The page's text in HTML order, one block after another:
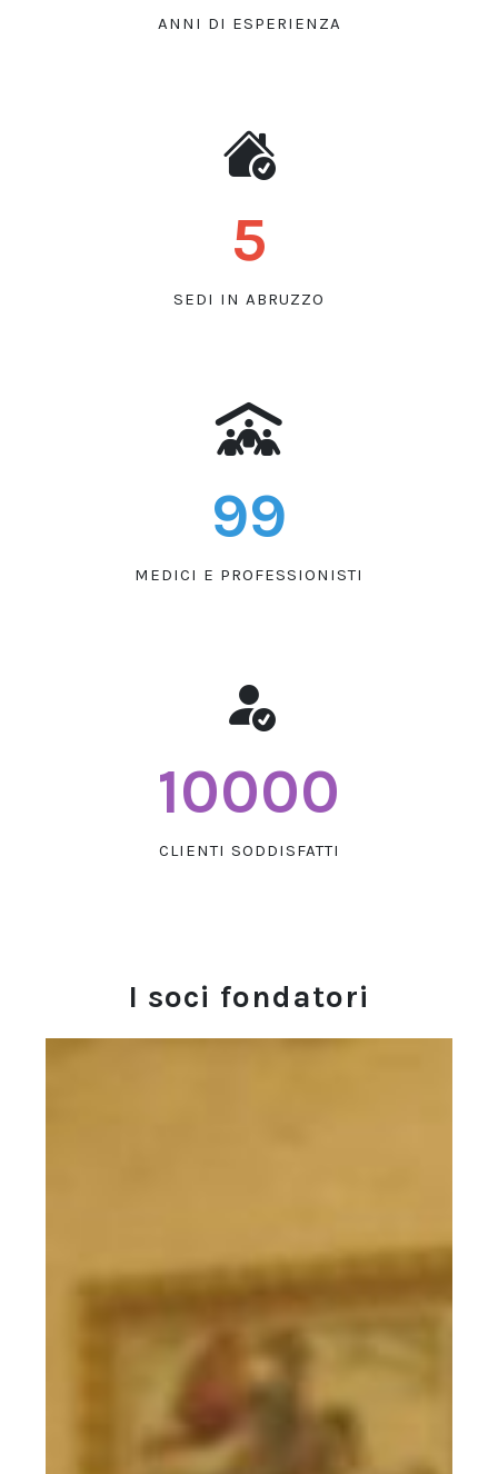
ANNI DI ESPERIENZA
5
SEDI IN ABRUZZO
100
MEDICI E PROFESSIONISTI
10000
CLIENTI SODDISFATTI
I soci fondatori